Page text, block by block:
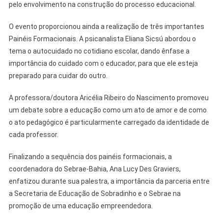
pelo envolvimento na construção do processo educacional.
O evento proporcionou ainda a realização de três importantes
Painéis Formacionais. A psicanalista Eliana Sicsú abordou o
tema o autocuidado no cotidiano escolar, dando ênfase a
importância do cuidado com o educador, para que ele esteja
preparado para cuidar do outro.
A professora/doutora Aricélia Ribeiro do Nascimento promoveu
um debate sobre a educação como um ato de amor e de como
o ato pedagógico é particularmente carregado da identidade de
cada professor.
Finalizando a sequência dos painéis formacionais, a
coordenadora do Sebrae-Bahia, Ana Lucy Des Graviers,
enfatizou durante sua palestra, a importância da parceria entre
a Secretaria de Educação de Sobradinho e o Sebrae na
promoção de uma educação empreendedora.